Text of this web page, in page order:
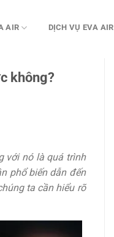
AIR DỊCH VỤ EVA AIR
không?
với nó là quá trình
phổ biến dẫn đến
ta cần hiểu rõ